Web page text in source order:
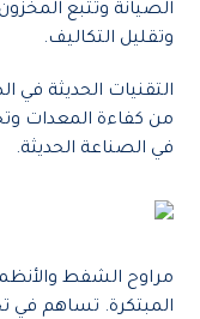
الصيانة وتتبع
وتقليل التكاليف.
التقنيات الحديثة في
من كفاءة المعدات
في الصناعة الحديثة.
مراوح الشفط
المبتكرة. تساهم في